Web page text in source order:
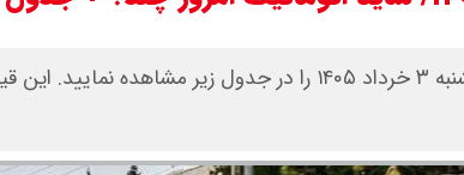
قیمت متوسط بازار آزاد و قیمت نمایندگی خودرو‌های سایپا امروز یکشنبه ۳ خرداد ۱۴۰۵ را در جدول زیر